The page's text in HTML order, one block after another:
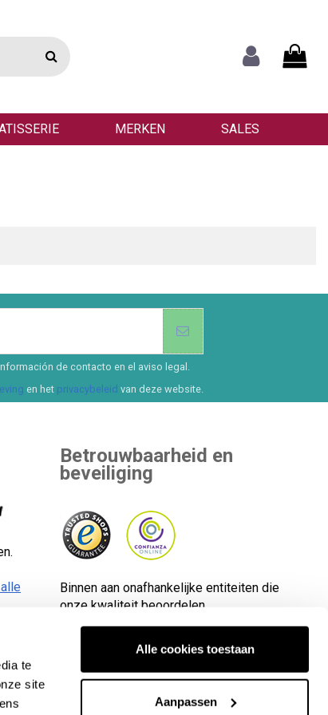
te
site
Alle cookies toestaan
Aanpassen
MERKEN SALES
de contacto en el aviso legal.
en het privacybeleid van deze website.
Betrouwbaarheid en
beveiliging
Binnen aan onafhankelijke entiteiten die
onze kwaliteit beoordelen.
CIF-nummer: B65890642.